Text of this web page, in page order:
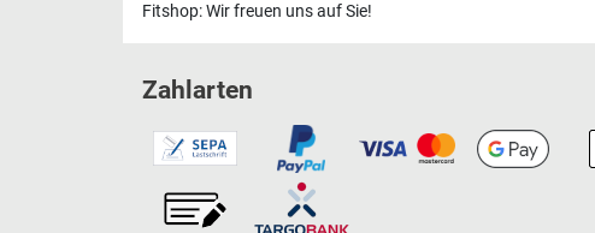
Fitshop: Wir freuen uns auf Sie!
Zahlarten